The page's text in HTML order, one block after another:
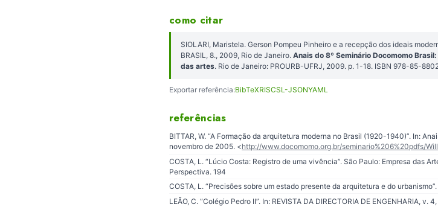
como citar
SIOLARI, Maristela. Gerson Pompeu Pinheiro e a recepção dos ideais
BRASIL, 8., 2009, Rio de Janeiro. Anais do 8º Seminário Docomomo
das artes. Rio de Janeiro: PROURB-UFRJ, 2009. p. 1-18. ISBN 978-85-
Exportar referência:BibTeXRISCSL-JSONYAML
referências
BITTAR, W. “A Formação da arquitetura moderna no Brasil (1920-1940)”. In:
novembro de 2005. <http://www.docomomo.org.br/seminario%206%20pdfs/
COSTA, L. “Lúcio Costa: Registro de uma vivência”. São Paulo: Empresa das
Perspectiva. 194
COSTA, L. “Precisões sobre um estado presente da arquitetura e do
LEÃO, C. “Colégio Pedro II”. In: REVISTA DA DIRECTORIA DE ENGENHARIA, v.